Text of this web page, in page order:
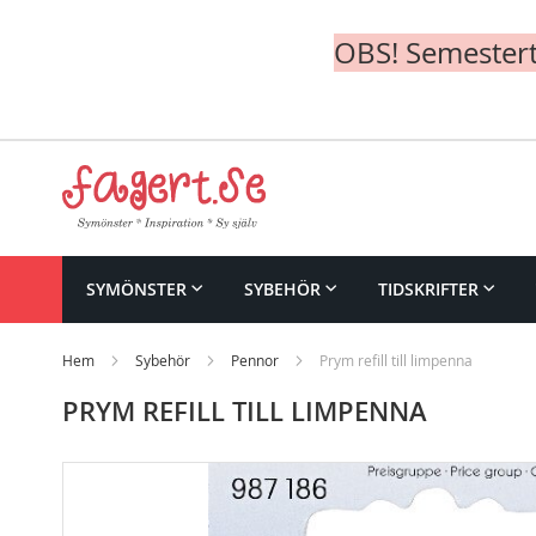
OBS!
Content
SYMÖNSTER SYBEHÖR TIDSKRIFTER
Hem Sybehör Pennor Prym refill till limpenna
PRYM REFILL TILL LIMPENNA